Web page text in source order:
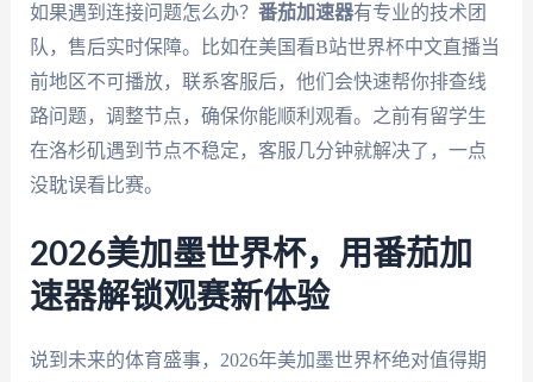
如果遇到连接问题怎么办？ 番茄加速器有专业的技术团
队，售后实时保障。比如在美国看B站世界杯中文直播当
前地区不可播放，联系客服后，他们会快速帮你排查线
路问题，调整节点，确保你能顺利观看。之前有留学生
在洛杉矶遇到节点不稳定，客服几分钟就解决了，一点
没耽误看比赛。
2026美加墨世界杯，用番茄加
速器解锁观赛新体验
说到未来的体育盛事，2026年美加墨世界杯绝对值得期